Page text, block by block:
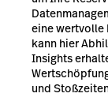
eine wertvolle
kann hier
Insights
und